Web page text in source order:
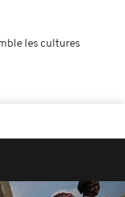
les cultures